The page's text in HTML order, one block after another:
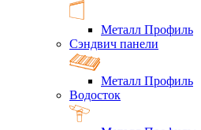
Металл Профиль
Сэндвич панели
Металл Профиль
Водосток